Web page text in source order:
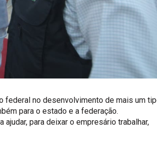
federal no desenvolvimento de mais um
para o estado e a federação.
para deixar o empresário trabalhar,